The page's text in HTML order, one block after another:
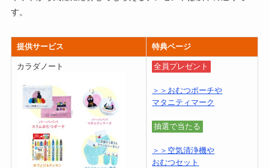
す。
提供サービス 特典ページ
カラダノート 全員プレゼント
＞＞おむつポーチや
マタニティマーク
抽選で当たる
＞＞空気清浄機や
おむつセット